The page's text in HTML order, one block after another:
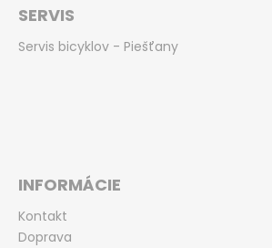
SERVIS
Servis bicyklov - Piešťany
INFORMÁCIE
Kontakt
Doprava